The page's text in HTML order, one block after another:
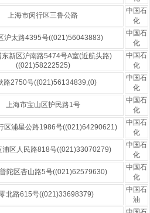
上海市闵行区三鲁公路
中国石
化
沪太路4395号((021)56043883)
中国石
化
东新区沪南路5474号A室(近航头路)
((021)58222525)
中国石
化
路2750号((021)56134839,(0)
中国石
化
上海市宝山区护民路1号
中国石
化
区浦星公路1986号((021)64290621)
中国石
化
浦区人民路818号((021)33070279)
中国石
化
陀区杏山路5号((021)62579630)
中国石
化
北路615号((021)33698379)
中国石
油